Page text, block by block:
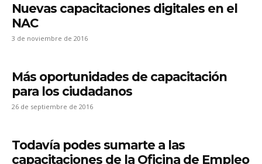
Nuevas capacitaciones digitales en el
NAC
3 de noviembre de 2016
Más oportunidades de capacitación
para los ciudadanos
26 de septiembre de 2016
Todavía podes sumarte a las
capacitaciones de la Oficina de Empleo